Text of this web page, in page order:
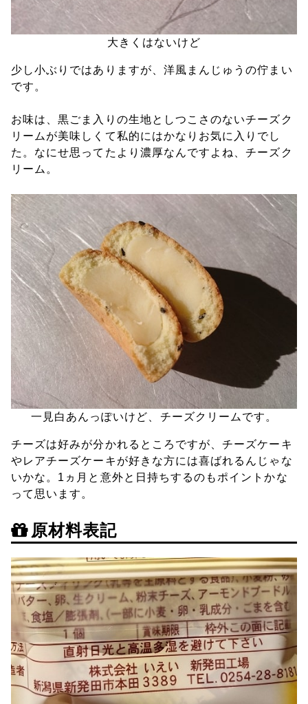
大きくはないけど
少し小ぶりではありますが、洋風まんじゅうの佇まい
です。
お味は、黒ごま入りの生地としつこさのないチーズク
リームが美味しくて私的にはかなりお気に入りでし
た。なにせ思ってたより濃厚なんですよね、チーズク
リーム。
一見白あんっぽいけど、チーズクリームです。
チーズは好みが分かれるところですが、チーズケーキ
やレアチーズケーキが好きな方には喜ばれるんじゃな
いかな。1ヵ月と意外と日持ちするのもポイントかな
って思います。
原材料表記